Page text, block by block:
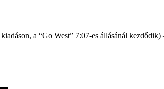
a “Go West” 7:07-es állásánál kezdődik)